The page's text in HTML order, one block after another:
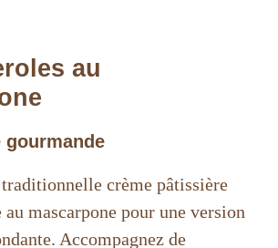
au
gourmande
crème pâtissière
au mascarpone pour une version
Accompagnez de